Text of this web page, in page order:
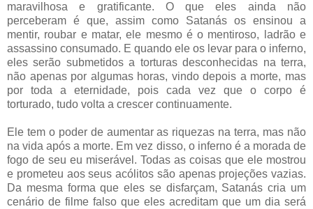
maravilhosa e gratificante. O que eles ainda não
perceberam é que, assim como Satanás os ensinou a
mentir, roubar e matar, ele mesmo é o mentiroso, ladrão e
assassino consumado. E quando ele os levar para o inferno,
eles serão submetidos a torturas desconhecidas na terra,
não apenas por algumas horas, vindo depois a morte, mas
por toda a eternidade, pois cada vez que o corpo é
torturado, tudo volta a crescer continuamente.
Ele tem o poder de aumentar as riquezas na terra, mas não
na vida após a morte. Em vez disso, o inferno é a morada de
fogo de seu eu miserável. Todas as coisas que ele mostrou
e prometeu aos seus acólitos são apenas projeções vazias.
Da mesma forma que eles se disfarçam, Satanás cria um
cenário de filme falso que eles acreditam que um dia será